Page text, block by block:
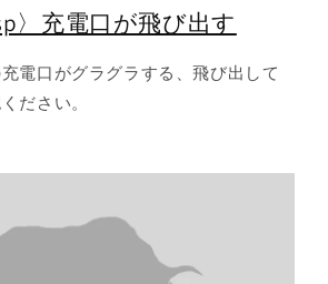
〉充電口が飛び出す
電口がグラグラする、飛び出して
ださい。